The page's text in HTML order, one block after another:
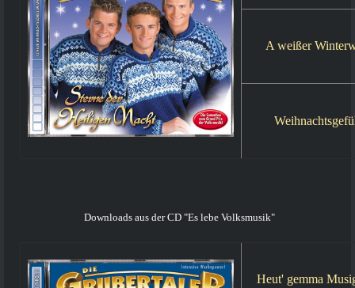
A weißer
Downloads aus der CD "Es lebe Volksmusik"
Heut' gemma